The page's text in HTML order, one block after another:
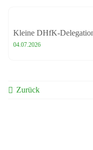
Kleine DHfK-
04.07.2026
Zurück